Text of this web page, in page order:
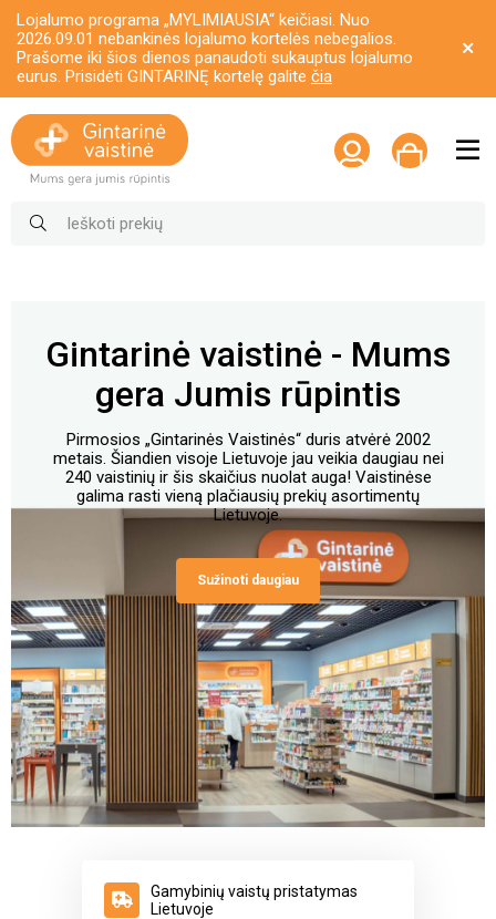
Lojalumo programa „MYLIMIAUSIA“ keičiasi. Nuo
2026.09.01 nebankinės lojalumo kortelės nebegalios.
Prašome iki šios dienos panaudoti sukauptus lojalumo
eurus. Prisidėti GINTARINĘ kortelę galite čia
Gintarinė vaistinė - Mums
gera Jumis rūpintis
Pirmosios „Gintarinės Vaistinės“ duris atvėrė 2002
metais. Šiandien visoje Lietuvoje jau veikia daugiau nei
240 vaistinių ir šis skaičius nuolat auga! Vaistinėse
galima rasti vieną plačiausių prekių asortimentų
Lietuvoje.
Sužinoti daugiau
Gamybinių vaistų pristatymas
Lietuvoje